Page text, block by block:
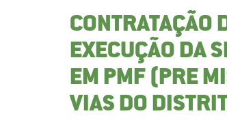
CONTRATAÇÃO
EXECUÇÃO DA
EM PMF (PRE
VIAS DO